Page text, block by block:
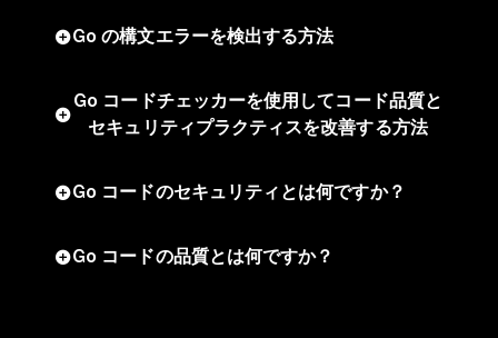
Go の構文エラーを検出する方法
Go コードチェッカーを使用してコード品質と
セキュリティプラクティスを改善する方法
Go コードのセキュリティとは何ですか？
Go コードの品質とは何ですか？